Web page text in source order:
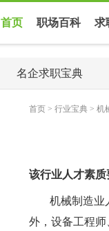
首页 职场百科 求
名企求职宝典
首页 > 行业宝典 > 机
该行业人才素质
机械制造业
外，设备工程师